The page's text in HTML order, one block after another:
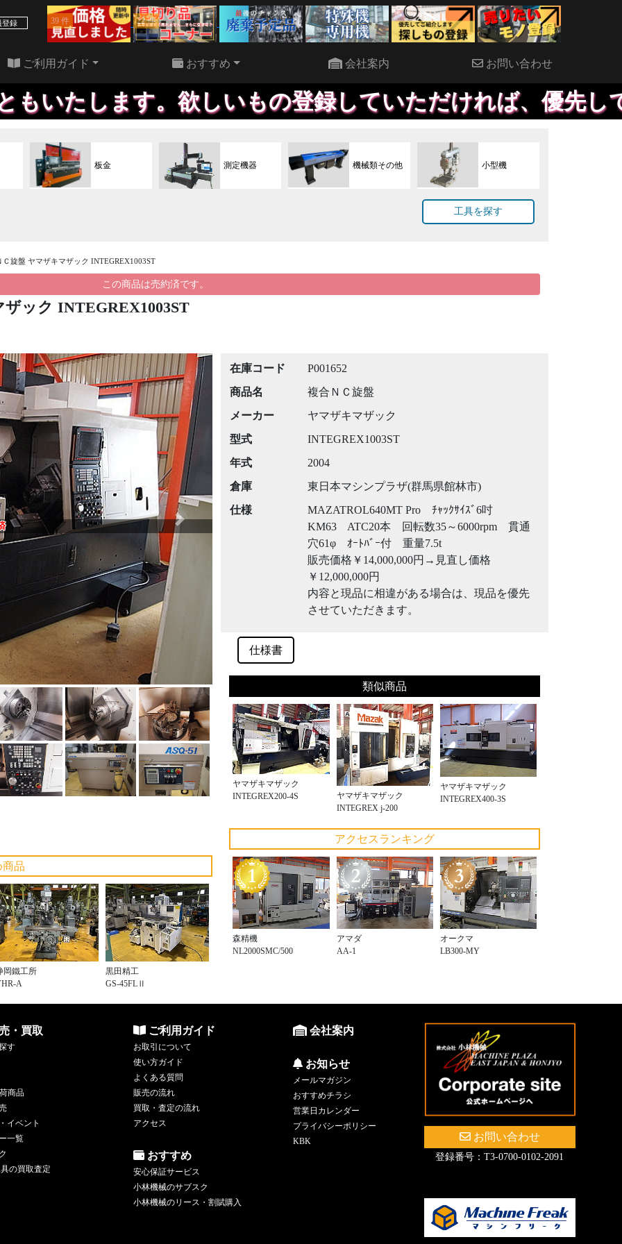
登録 39 件 22 件
ご利用ガイド おすすめ 会社案内 お問い合わせ
しいもの登録していただければ、優先して提案する事も
板金 測定機器 機械類その他 小型機
工具を探す
Ｃ旋盤 ヤマザキマザック INTEGREX1003ST
この商品は売約済です。
ザック INTEGREX1003ST
Next
商品
岡鐵工所
A
黒田精工
GS-45FLⅡ
在庫コード
P001652
商品名
複合ＮＣ旋盤
メーカー
ヤマザキマザック
型式
INTEGREX1003ST
年式
2004
倉庫
東日本マシンプラザ(群馬県館林市)
仕様
MAZATROL640MT Pro ﾁｬｯｸｻｲｽﾞ6吋
KM63 ATC20本 回転数35～6000rpm 貫通
穴61φ ｵｰﾄﾊﾞｰ付 重量7.5t
販売価格￥14,000,000円→見直し価格
￥12,000,000円
内容と現品に相違がある場合は、現品を優先
させていただきます。
仕様書
類似商品
ヤマザキマザック
INTEGREX200-4S
ヤマザキマザック
INTEGREX j-200
ヤマザキマザック
INTEGREX400-3S
アクセスランキング
森精機
NL2000SMC/500
アマダ
AA-1
オークマ
LB300-MY
・買取
す
商品
イベント
一覧
の買取査定
ご利用ガイド
お取引について
使い方ガイド
よくある質問
販売の流れ
買取・査定の流れ
アクセス
おすすめ
安心保証サービス
小林機械のサブスク
小林機械のリース・割賦購入
会社案内
お知らせ
メールマガジン
おすすめチラシ
営業日カレンダー
プライバシーポリシー
KBK
お問い合わせ
登録番号：T3-0700-0102-2091